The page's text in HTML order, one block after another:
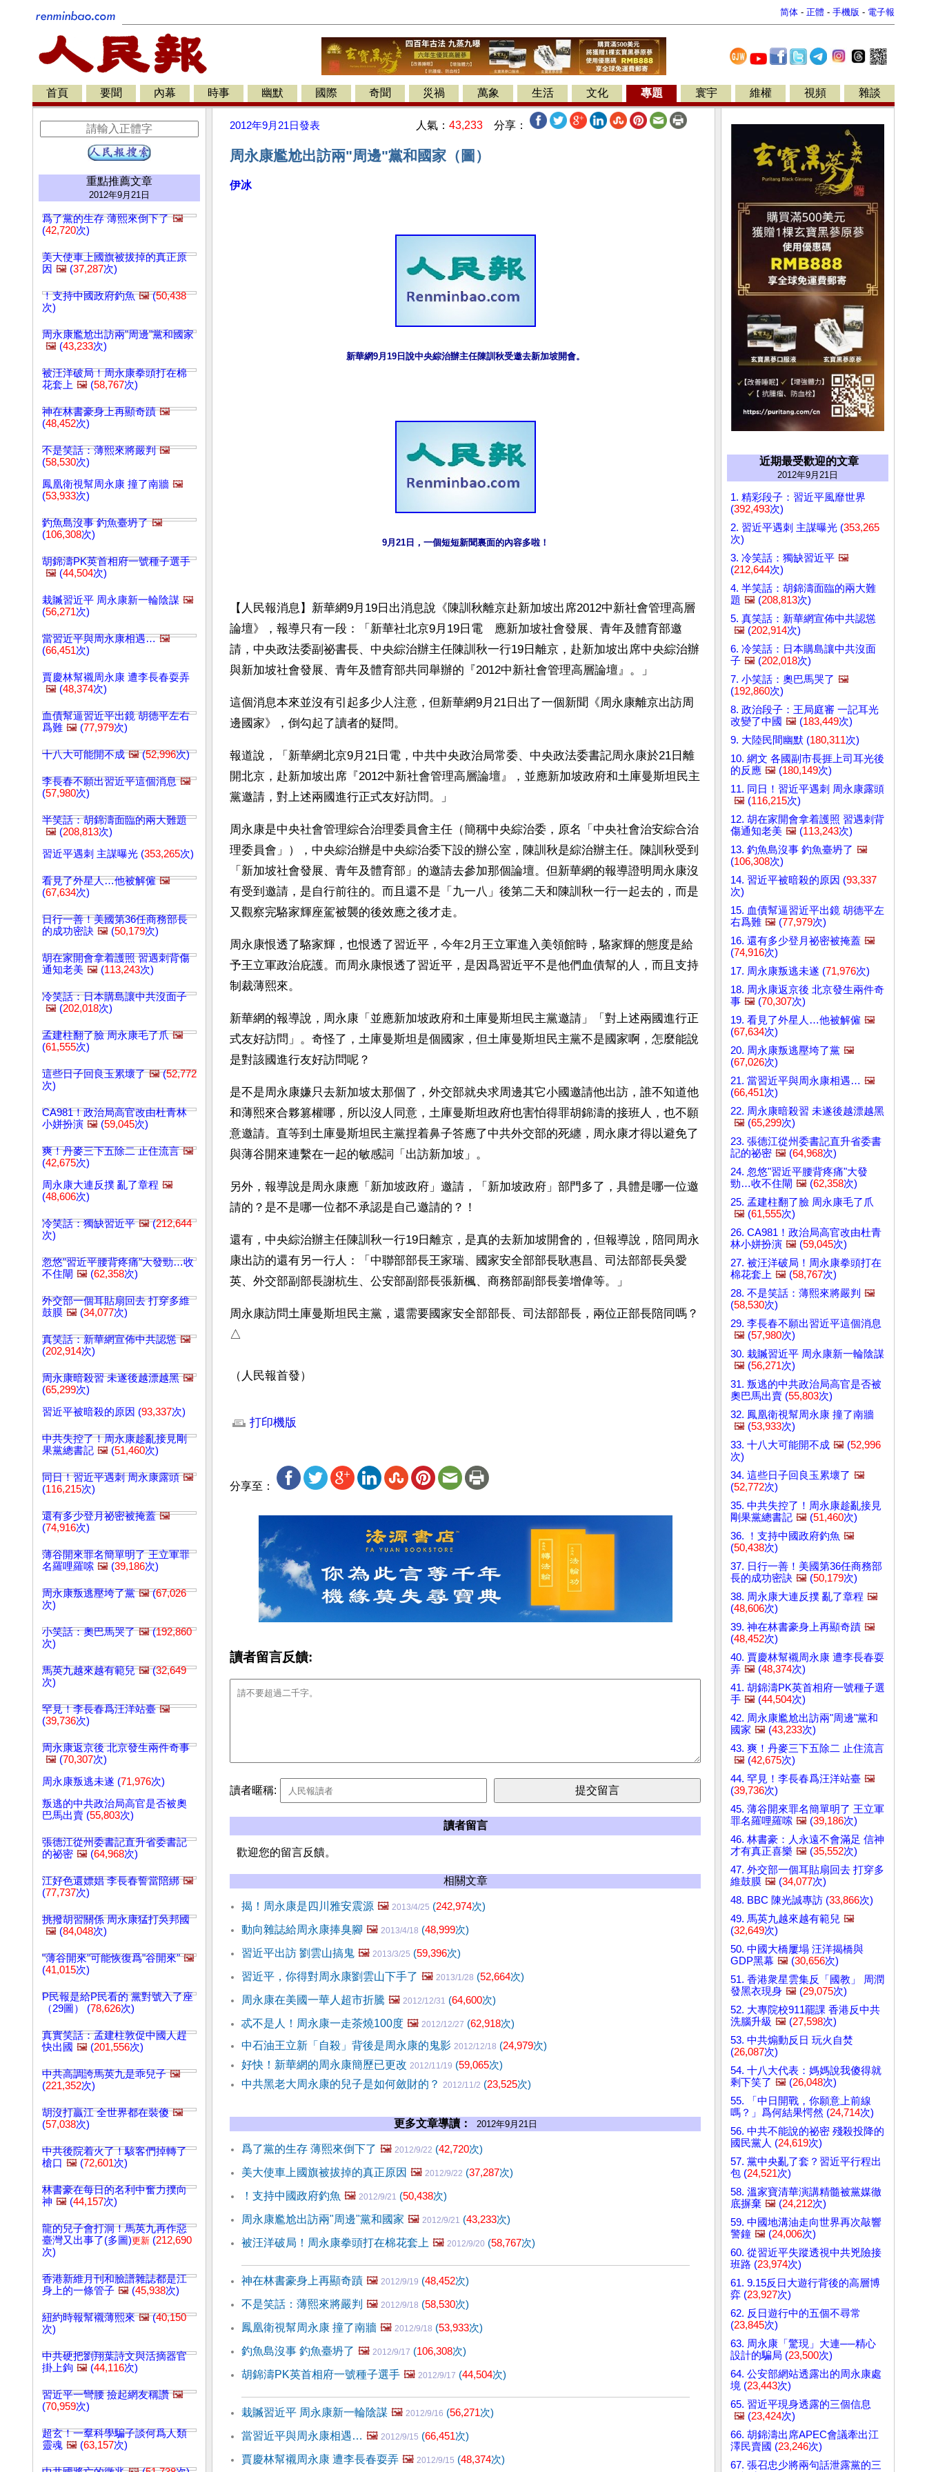
简体 - 正體 - 手機版 - 電子報
首頁 要聞 內幕 時事 幽默 國際 奇聞 災禍 萬象 生活 文化 專題 寰宇 維權 視頻 雜談
重點推薦文章
2012年9月21日
爲了黨的生存 薄熙來倒下了 🖼️
(42,720次)
美大使車上國旗被拔掉的真正原
因 🖼️ (37,287次)
！支持中國政府釣魚 🖼️(50,438
次)
周永康尷尬出訪兩"周邊"黨和國家
🖼️ (43,233次)
被汪洋破局！周永康拳頭打在棉
花套上 🖼️ (58,767次)
神在林書豪身上再顯奇蹟 🖼️
(48,452次)
不是笑話：薄熙來將嚴判 🖼️
(58,530次)
鳳凰衛視幫周永康 撞了南牆 🖼️
(53,933次)
釣魚島沒事 釣魚臺坍了 🖼️
(106,308次)
胡錦濤PK英首相府一號種子選手
🖼️ (44,504次)
栽贓習近平 周永康新一輪陰謀 🖼️
(56,271次)
當習近平與周永康相遇… 🖼️
(66,451次)
賈慶林幫襯周永康 遭李長春耍弄
🖼️ (48,374次)
血債幫逼習近平出鏡 胡德平左右
爲難 🖼️ (77,979次)
十八大可能開不成 🖼️(52,996次)
李長春不願出習近平這個消息 🖼️
(57,980次)
半笑話：胡錦濤面臨的兩大難題
🖼️ (208,813次)
習近平遇刺 主謀曝光 (353,265次)
看見了外星人…他被解僱 🖼️
(67,634次)
日行一善！美國第36任商務部長
的成功密訣 🖼️ (50,179次)
胡在家開會拿着護照 習遇刺背傷
通知老美 🖼️ (113,243次)
冷笑話：日本購島讓中共沒面子
🖼️ (202,018次)
孟建柱翻了臉 周永康毛了爪 🖼️
(61,555次)
這些日子回良玉累壞了 🖼️(52,772
次)
CA981！政治局高官改由杜青林
小姘扮演 🖼️ (59,045次)
爽！丹麥三下五除二 止住流言 🖼️
(42,675次)
周永康大連反撲 亂了章程 🖼️
(48,606次)
冷笑話：獨缺習近平 🖼️(212,644
次)
忽悠"習近平腰背疼痛"大發勁…收
不住閘 🖼️ (62,358次)
外交部一個耳貼扇回去 打穿多維
鼓膜 🖼️ (34,077次)
真笑話：新華網宣佈中共認慫 🖼️
(202,914次)
周永康暗殺習 未遂後越漂越黑 🖼️
(65,299次)
習近平被暗殺的原因 (93,337次)
中共失控了！周永康趁亂接見剛
果黨總書記 🖼️ (51,460次)
同日！習近平遇刺 周永康露頭 🖼️
(116,215次)
還有多少登月祕密被掩蓋 🖼️
(74,916次)
薄谷開來罪名簡單明了 王立軍罪
名羅哩羅嗦 🖼️ (39,186次)
周永康叛逃壓垮了黨 🖼️(67,026
次)
小笑話：奧巴馬哭了 🖼️(192,860
次)
馬英九越來越有範兒 🖼️(32,649
次)
罕見！李長春爲汪洋站臺 🖼️
(39,736次)
周永康返京後 北京發生兩件奇事
🖼️ (70,307次)
周永康叛逃未遂 (71,976次)
叛逃的中共政治局高官是否被奧
巴馬出賣 (55,803次)
張德江從州委書記直升省委書記
的祕密 🖼️ (64,968次)
江好色還嫖娼 李長春誓當陪綁 🖼️
(77,737次)
挑撥胡習關係 周永康猛打吳邦國
🖼️ (84,048次)
"薄谷開來"可能恢復爲"谷開來" 🖼️
(41,015次)
P民報是給P民看的 黨對號入了座
（29圖） (78,626次)
真實笑話：孟建柱敦促中國人趕
快出國 🖼️ (201,556次)
中共高調誇馬英九是乖兒子 🖼️
(221,352次)
胡沒打贏江 全世界都在裝傻 🖼️
(57,038次)
中共後院着火了！駭客們掉轉了
槍口 🖼️ (72,601次)
林書豪在每日的名利中奮力撲向
神 🖼️ (44,157次)
龍的兒子會打洞！馬英九再作惡
臺灣又出事了(多圖)更新 (212,690
次)
香港新維月刊和臉譜雜誌都是江
身上的一條管子 🖼️ (45,938次)
紐約時報幫襯薄熙來 🖼️(40,150
次)
中共硬把劉翔葉詩文與活摘器官
掛上鉤 🖼️ (44,116次)
習近平一彎腰 撿起網友稱讚 🖼️
(70,959次)
超玄！一羣科學騙子談何爲人類
靈魂 🖼️ (63,157次)
2012年9月21日發表 人氣： 43,233 分享：
周永康尷尬出訪兩"周邊"黨和國家（圖）
伊冰
新華網9月19日說中央綜治辦主任陳訓秋受邀去新加坡開會。
9月21日，一個短短新聞裏面的內容多啦！
【人民報消息】新華網9月19日出消息說《陳訓秋離京赴新加坡出席2012中新社會管理高層
論壇》，報導只有一段：「新華社北京9月19日電　應新加坡社會發展、青年及體育部邀
請，中央政法委副祕書長、中央綜治辦主任陳訓秋一行19日離京，赴新加坡出席中央綜治辦
與新加坡社會發展、青年及體育部共同舉辦的『2012中新社會管理高層論壇』。」
這個消息本來並沒有引起多少人注意，但新華網9月21日出了一個新聞《周永康離京出訪周
邊國家》，倒勾起了讀者的疑問。
報道說，「新華網北京9月21日電，中共中央政治局常委、中央政法委書記周永康於21日離
開北京，赴新加坡出席『2012中新社會管理高層論壇』，並應新加坡政府和土庫曼斯坦民主
黨邀請，對上述兩國進行正式友好訪問。」
周永康是中央社會管理綜合治理委員會主任（簡稱中央綜治委，原名「中央社會治安綜合治
理委員會」），中央綜治辦是中央綜治委下設的辦公室，陳訓秋是綜治辦主任。陳訓秋受到
「新加坡社會發展、青年及體育部」的邀請去參加那個論壇。但新華網的報導證明周永康沒
有受到邀請，是自行前往的。而且還不是「九一八」後第二天和陳訓秋一行一起去的，而是
又觀察完駱家輝座駕被襲的後效應之後才走。
周永康恨透了駱家輝，也恨透了習近平，今年2月王立軍進入美領館時，駱家輝的態度是給
予王立軍政治庇護。而周永康恨透了習近平，是因爲習近平不是他們血債幫的人，而且支持
制裁薄熙來。
新華網的報導說，周永康「並應新加坡政府和土庫曼斯坦民主黨邀請」「對上述兩國進行正
式友好訪問」。奇怪了，土庫曼斯坦是個國家，但土庫曼斯坦民主黨不是國家啊，怎麼能說
是對該國進行友好訪問呢？
是不是周永康嫌只去新加坡太那個了，外交部就央求周邊其它小國邀請他出訪，誰不知道他
和薄熙來合夥篡權哪，所以沒人同意，土庫曼斯坦政府也害怕得罪胡錦濤的接班人，也不願
意邀請。直等到土庫曼斯坦民主黨捏着鼻子答應了中共外交部的死纏，周永康才得以避免了
與薄谷開來連繫在一起的敏感詞「出訪新加坡」。
另外，報導說是周永康應「新加坡政府」邀請，「新加坡政府」部門多了，具體是哪一位邀
請的？是不是哪一位都不承認是自己邀請的？！
還有，中央綜治辦主任陳訓秋一行19日離京，是真的去新加坡開會的，但報導說，陪同周永
康出訪的還有另一行人：「中聯部部長王家瑞、國家安全部部長耿惠昌、司法部部長吳愛
英、外交部副部長謝杭生、公安部副部長張新楓、商務部副部長姜增偉等。」
周永康訪問土庫曼斯坦民主黨，還需要國家安全部部長、司法部部長，兩位正部長陪同嗎？
△
（人民報首發）
打印機版
分享至：
讀者留言反饋:
讀者暱稱:
讀者留言
歡迎您的留言反饋。
相關文章
揭！周永康是四川雅安震源 🖼️ 2013/4/25 (242,974次)
動向雜誌給周永康捧臭腳 🖼️ 2013/4/18 (48,999次)
習近平出訪 劉雲山搞鬼 🖼️ 2013/3/25 (59,396次)
習近平，你得對周永康劉雲山下手了 🖼️ 2013/1/28 (52,664次)
周永康在美國一華人超市折騰 🖼️ 2012/12/31 (64,600次)
忒不是人！周永康一走茶燒100度 🖼️ 2012/12/27 (62,918次)
中石油王立新「自殺」背後是周永康的鬼影 2012/12/18 (24,979次)
好快！新華網的周永康簡歷已更改 2012/11/19 (59,065次)
中共黑老大周永康的兒子是如何斂財的？ 2012/11/2 (23,525次)
更多文章導讀： 2012年9月21日
爲了黨的生存 薄熙來倒下了 🖼️ 2012/9/22 (42,720次)
美大使車上國旗被拔掉的真正原因 🖼️ 2012/9/22 (37,287次)
！支持中國政府釣魚 🖼️ 2012/9/21 (50,438次)
周永康尷尬出訪兩"周邊"黨和國家 🖼️ 2012/9/21 (43,233次)
被汪洋破局！周永康拳頭打在棉花套上 🖼️ 2012/9/20 (58,767次)
神在林書豪身上再顯奇蹟 🖼️ 2012/9/19 (48,452次)
不是笑話：薄熙來將嚴判 🖼️ 2012/9/18 (58,530次)
鳳凰衛視幫周永康 撞了南牆 🖼️ 2012/9/18 (53,933次)
釣魚島沒事 釣魚臺坍了 🖼️ 2012/9/17 (106,308次)
胡錦濤PK英首相府一號種子選手 🖼️ 2012/9/17 (44,504次)
栽贓習近平 周永康新一輪陰謀 🖼️ 2012/9/16 (56,271次)
當習近平與周永康相遇… 🖼️ 2012/9/15 (66,451次)
賈慶林幫襯周永康 遭李長春耍弄 🖼️ 2012/9/15 (48,374次)
近期最受歡迎的文章
2012年9月21日
1. 精彩段子：習近平風靡世界
(392,493次)
2. 習近平遇刺 主謀曝光 (353,265
次)
3. 冷笑話：獨缺習近平 🖼️
(212,644次)
4. 半笑話：胡錦濤面臨的兩大難
題 🖼️ (208,813次)
5. 真笑話：新華網宣佈中共認慫
🖼️ (202,914次)
6. 冷笑話：日本購島讓中共沒面
子 🖼️ (202,018次)
7. 小笑話：奧巴馬哭了 🖼️
(192,860次)
8. 政治段子：王局庭審 一記耳光
改變了中國 🖼️ (183,449次)
9. 大陸民間幽默 (180,311次)
10. 網文 各國副市長捱上司耳光後
的反應 🖼️ (180,149次)
11. 同日！習近平遇刺 周永康露頭
🖼️ (116,215次)
12. 胡在家開會拿着護照 習遇刺背
傷通知老美 🖼️ (113,243次)
13. 釣魚島沒事 釣魚臺坍了 🖼️
(106,308次)
14. 習近平被暗殺的原因 (93,337
次)
15. 血債幫逼習近平出鏡 胡德平左
右爲難 🖼️ (77,979次)
16. 還有多少登月祕密被掩蓋 🖼️
(74,916次)
17. 周永康叛逃未遂 (71,976次)
18. 周永康返京後 北京發生兩件奇
事 🖼️ (70,307次)
19. 看見了外星人…他被解僱 🖼️
(67,634次)
20. 周永康叛逃壓垮了黨 🖼️
(67,026次)
21. 當習近平與周永康相遇… 🖼️
(66,451次)
22. 周永康暗殺習 未遂後越漂越黑
🖼️ (65,299次)
23. 張德江從州委書記直升省委書
記的祕密 🖼️ (64,968次)
24. 忽悠"習近平腰背疼痛"大發
勁…收不住閘 🖼️ (62,358次)
25. 孟建柱翻了臉 周永康毛了爪
🖼️ (61,555次)
26. CA981！政治局高官改由杜青
林小姘扮演 🖼️ (59,045次)
27. 被汪洋破局！周永康拳頭打在
棉花套上 🖼️ (58,767次)
28. 不是笑話：薄熙來將嚴判 🖼️
(58,530次)
29. 李長春不願出習近平這個消息
🖼️ (57,980次)
30. 栽贓習近平 周永康新一輪陰謀
🖼️ (56,271次)
31. 叛逃的中共政治局高官是否被
奧巴馬出賣 (55,803次)
32. 鳳凰衛視幫周永康 撞了南牆
🖼️ (53,933次)
33. 十八大可能開不成 🖼️ (52,996
次)
34. 這些日子回良玉累壞了 🖼️
(52,772次)
35. 中共失控了！周永康趁亂接見
剛果黨總書記 🖼️ (51,460次)
36. ！支持中國政府釣魚 🖼️
(50,438次)
37. 日行一善！美國第36任商務部
長的成功密訣 🖼️ (50,179次)
38. 周永康大連反撲 亂了章程 🖼️
(48,606次)
39. 神在林書豪身上再顯奇蹟 🖼️
(48,452次)
40. 賈慶林幫襯周永康 遭李長春耍
弄 🖼️ (48,374次)
41. 胡錦濤PK英首相府一號種子選
手 🖼️ (44,504次)
42. 周永康尷尬出訪兩"周邊"黨和
國家 🖼️ (43,233次)
43. 爽！丹麥三下五除二 止住流言
🖼️ (42,675次)
44. 罕見！李長春爲汪洋站臺 🖼️
(39,736次)
45. 薄谷開來罪名簡單明了 王立軍
罪名羅哩羅嗦 🖼️ (39,186次)
46. 林書豪：人永遠不會滿足 信神
才有真正喜樂 🖼️ (35,552次)
47. 外交部一個耳貼扇回去 打穿多
維鼓膜 🖼️ (34,077次)
48. BBC 陳光誠專訪 (33,866次)
49. 馬英九越來越有範兒 🖼️
(32,649次)
50. 中國大橋屢塌 汪洋揭橋與
GDP黑幕 🖼️ (30,656次)
51. 香港衆星雲集反「國教」 周潤
發黑衣現身 🖼️ (29,075次)
52. 大專院校911罷課 香港反中共
洗腦升級 🖼️ (27,598次)
53. 中共煽動反日 玩火自焚
(26,087次)
54. 十八大代表：媽媽說我傻得就
剩下笑了 🖼️ (26,048次)
55. 「中日開戰，你願意上前線
嗎？」爲何結果愕然 (24,714次)
56. 中共不能說的祕密 殘殺投降的
國民黨人 (24,619次)
57. 黨中央亂了套？習近平行程出
包 (24,521次)
58. 溫家寶清華演講精髓被黨媒徹
底摒棄 🖼️ (24,212次)
59. 中國地溝油走向世界再次敲響
警鐘 🖼️ (24,006次)
60. 從習近平失蹤透視中共兇險接
班路 (23,974次)
61. 9.15反日大遊行背後的高層博
弈 (23,927次)
62. 反日遊行中的五個不尋常
(23,845次)
63. 周永康「驚現」大連──精心
設計的騙局 (23,500次)
64. 公安部網站透露出的周永康處
境 (23,443次)
65. 習近平現身透露的三個信息
🖼️ (23,424次)
66. 胡錦濤出席APEC會議牽出江
澤民賣國 (23,246次)
67. 張召忠少將兩句話泄露黨的三